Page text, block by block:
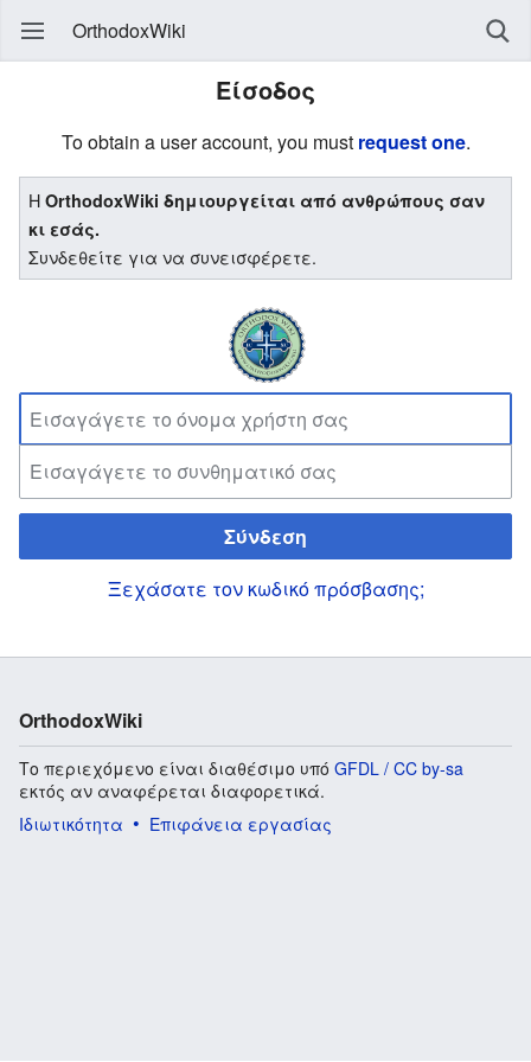
OrthodoxWiki
Είσοδος
To obtain a user account, you must request one.
ΗOrthodoxWiki δημιουργείται από ανθρώπους σαν
κι εσάς.
Συνδεθείτε για να συνεισφέρετε.
Σύνδεση
Ξεχάσατε τον κωδικό πρόσβασης;
OrthodoxWiki
Το περιεχόμενο είναι διαθέσιμο υπό GFDL / CC by-sa
εκτός αν αναφέρεται διαφορετικά.
Ιδιωτικότητα
Επιφάνεια εργασίας